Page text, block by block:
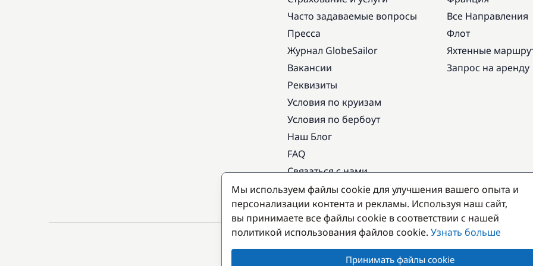
Часто задаваемые вопросы
Пресса
Журнал GlobeSailor
Вакансии
Реквизиты
Условия по круизам
Условия по бербоут
Наш Блог
FAQ
Связаться с нами
Все Направления
Флот
Яхтенные
Запрос на аренду
Популярные направления
Мы используем файлы cookie для улучшения вашего опыта и
персонализации контента и рекламы. Используя наш сайт,
вы принимаете все файлы cookie в соответствии с нашей
политикой использования файлов cookie. Узнать больше
Принимать файлы cookie